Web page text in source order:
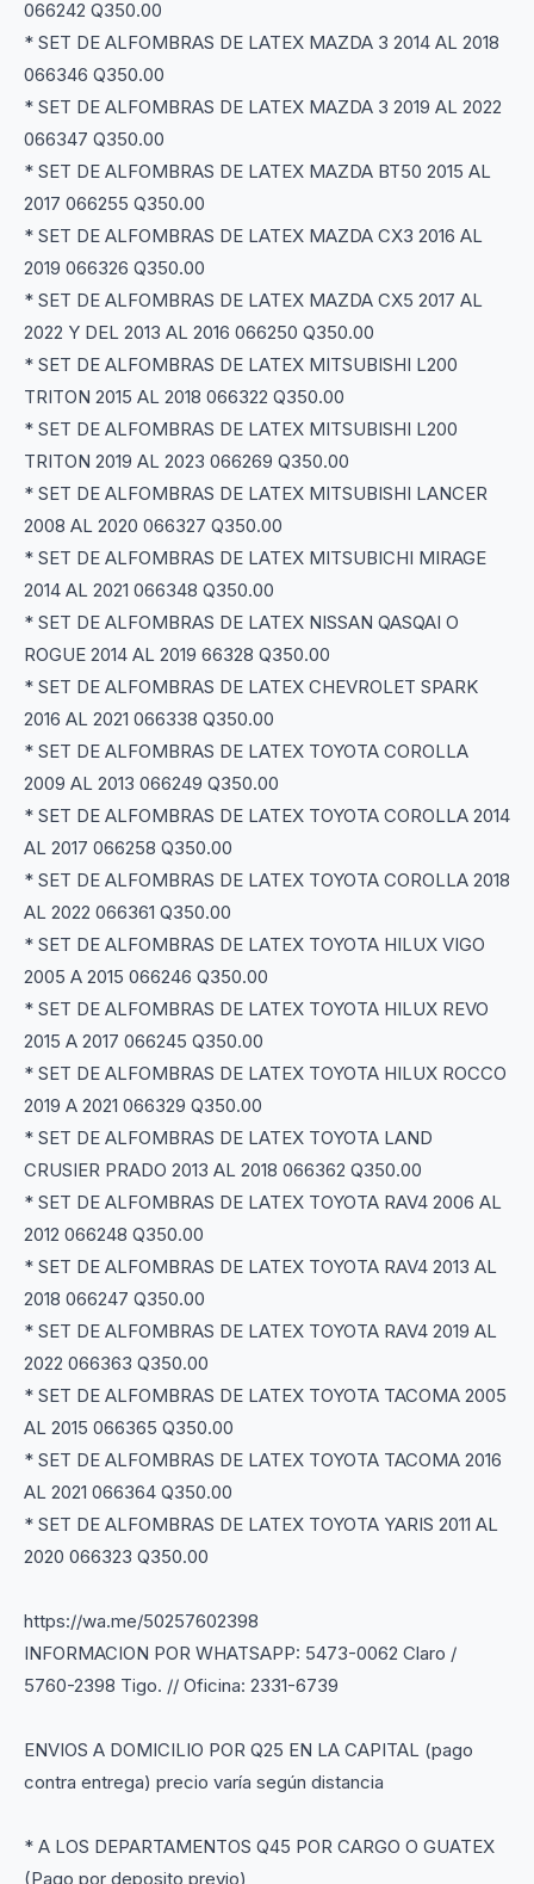
066242 Q350.00
* SET DE ALFOMBRAS DE LATEX MAZDA 3 2014 AL 2018
066346 Q350.00
* SET DE ALFOMBRAS DE LATEX MAZDA 3 2019 AL 2022
066347 Q350.00
* SET DE ALFOMBRAS DE LATEX MAZDA BT50 2015 AL
2017 066255 Q350.00
* SET DE ALFOMBRAS DE LATEX MAZDA CX3 2016 AL
2019 066326 Q350.00
* SET DE ALFOMBRAS DE LATEX MAZDA CX5 2017 AL
2022 Y DEL 2013 AL 2016 066250 Q350.00
* SET DE ALFOMBRAS DE LATEX MITSUBISHI L200
TRITON 2015 AL 2018 066322 Q350.00
* SET DE ALFOMBRAS DE LATEX MITSUBISHI L200
TRITON 2019 AL 2023 066269 Q350.00
* SET DE ALFOMBRAS DE LATEX MITSUBISHI LANCER
2008 AL 2020 066327 Q350.00
* SET DE ALFOMBRAS DE LATEX MITSUBICHI MIRAGE
2014 AL 2021 066348 Q350.00
* SET DE ALFOMBRAS DE LATEX NISSAN QASQAI O
ROGUE 2014 AL 2019 66328 Q350.00
* SET DE ALFOMBRAS DE LATEX CHEVROLET SPARK
2016 AL 2021 066338 Q350.00
* SET DE ALFOMBRAS DE LATEX TOYOTA COROLLA
2009 AL 2013 066249 Q350.00
* SET DE ALFOMBRAS DE LATEX TOYOTA COROLLA 2014
AL 2017 066258 Q350.00
* SET DE ALFOMBRAS DE LATEX TOYOTA COROLLA 2018
AL 2022 066361 Q350.00
* SET DE ALFOMBRAS DE LATEX TOYOTA HILUX VIGO
2005 A 2015 066246 Q350.00
* SET DE ALFOMBRAS DE LATEX TOYOTA HILUX REVO
2015 A 2017 066245 Q350.00
* SET DE ALFOMBRAS DE LATEX TOYOTA HILUX ROCCO
2019 A 2021 066329 Q350.00
* SET DE ALFOMBRAS DE LATEX TOYOTA LAND
CRUSIER PRADO 2013 AL 2018 066362 Q350.00
* SET DE ALFOMBRAS DE LATEX TOYOTA RAV4 2006 AL
2012 066248 Q350.00
* SET DE ALFOMBRAS DE LATEX TOYOTA RAV4 2013 AL
2018 066247 Q350.00
* SET DE ALFOMBRAS DE LATEX TOYOTA RAV4 2019 AL
2022 066363 Q350.00
* SET DE ALFOMBRAS DE LATEX TOYOTA TACOMA 2005
AL 2015 066365 Q350.00
* SET DE ALFOMBRAS DE LATEX TOYOTA TACOMA 2016
AL 2021 066364 Q350.00
* SET DE ALFOMBRAS DE LATEX TOYOTA YARIS 2011 AL
2020 066323 Q350.00
https://wa.me/50257602398
INFORMACION POR WHATSAPP: 5473-0062 Claro /
5760-2398 Tigo. // Oficina: 2331-6739
ENVIOS A DOMICILIO POR Q25 EN LA CAPITAL (pago
contra entrega) precio varía según distancia
* A LOS DEPARTAMENTOS Q45 POR CARGO O GUATEX
(Pago por deposito previo)